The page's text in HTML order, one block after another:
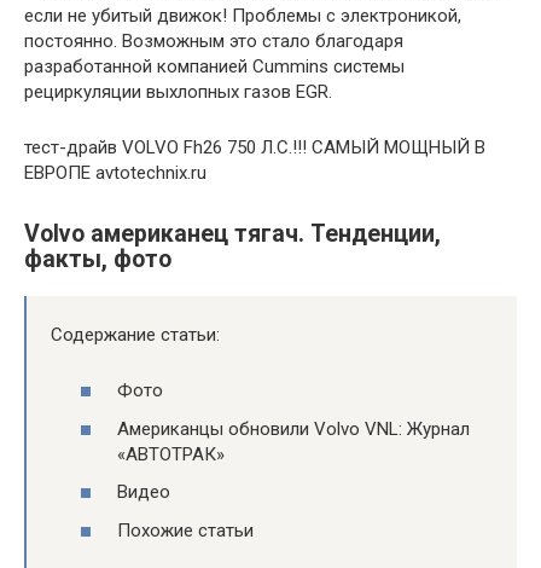
если не убитый движок! Проблемы с электроникой,
постоянно. Возможным это стало благодаря
разработанной компанией Cummins системы
рециркуляции выхлопных газов EGR.
тест-драйв VOLVO Fh26 750 Л.С.!!! САМЫЙ МОЩНЫЙ В
ЕВРОПЕ avtotechnix.ru
Volvo американец тягач. Тенденции,
факты, фото
Содержание статьи:
Фото
Американцы обновили Volvo VNL: Журнал
«АВТОТРАК»
Видео
Похожие статьи